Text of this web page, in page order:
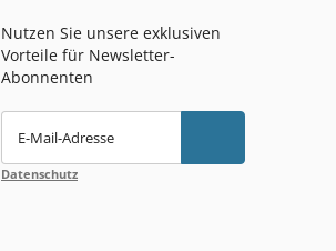
Nutzen Sie unsere exklusiven
Vorteile für Newsletter-
Abonnenten
E-Mail-Adresse
Datenschutz